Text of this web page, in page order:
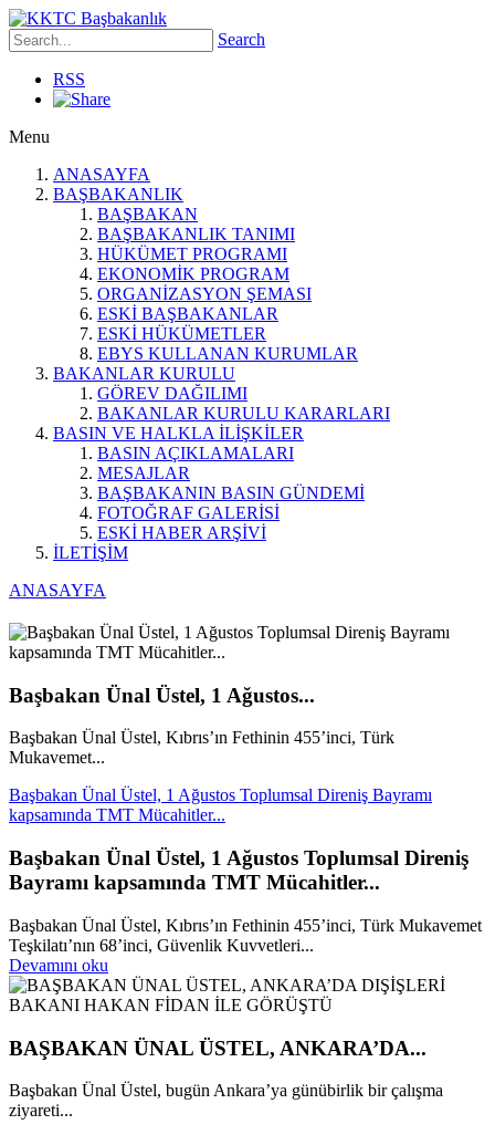
Search
RSS
Menu
ANASAYFA
BAŞBAKANLIK
BAŞBAKAN
BAŞBAKANLIK TANIMI
HÜKÜMET PROGRAMI
EKONOMİK PROGRAM
ORGANİZASYON ŞEMASI
ESKİ BAŞBAKANLAR
ESKİ HÜKÜMETLER
EBYS KULLANAN KURUMLAR
BAKANLAR KURULU
GÖREV DAĞILIMI
BAKANLAR KURULU KARARLARI
BASIN VE HALKLA İLİŞKİLER
BASIN AÇIKLAMALARI
MESAJLAR
BAŞBAKANIN BASIN GÜNDEMİ
FOTOĞRAF GALERİSİ
ESKİ HABER ARŞİVİ
İLETİŞİM
ANASAYFA
Başbakan Ünal Üstel, 1 Ağustos...
Başbakan Ünal Üstel, Kıbrıs’ın Fethinin 455’inci, Türk
Mukavemet...
Başbakan Ünal Üstel, 1 Ağustos Toplumsal Direniş Bayramı
kapsamında TMT Mücahitler...
Başbakan Ünal Üstel, 1 Ağustos Toplumsal Direniş
Bayramı kapsamında TMT Mücahitler...
Başbakan Ünal Üstel, Kıbrıs’ın Fethinin 455’inci, Türk Mukavemet
Teşkilatı’nın 68’inci, Güvenlik Kuvvetleri...
Devamını oku
BAŞBAKAN ÜNAL ÜSTEL, ANKARA’DA...
Başbakan Ünal Üstel, bugün Ankara’ya günübirlik bir çalışma
ziyareti...